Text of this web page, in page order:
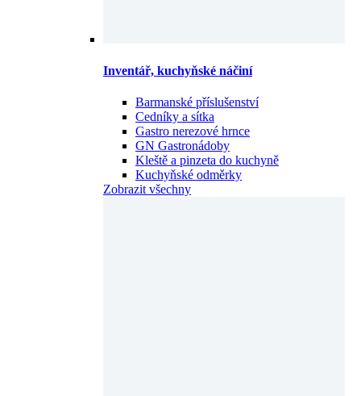
Inventář, kuchyňské náčiní
Barmanské příslušenství
Cedníky a sítka
Gastro nerezové hrnce
GN Gastronádoby
Kleště a pinzeta do kuchyně
Kuchyňské odměrky
Zobrazit všechny